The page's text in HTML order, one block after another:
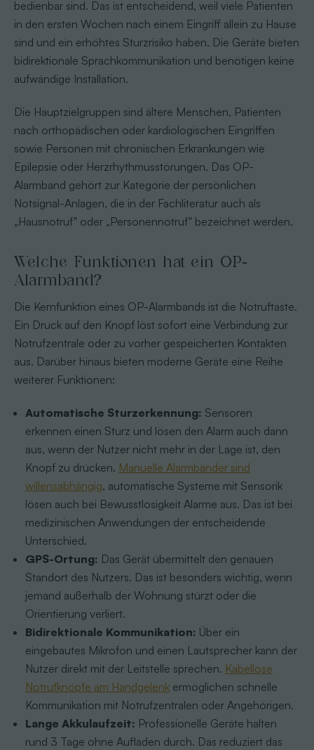
bedienbar sind. Das ist entscheidend, weil viele Patienten
in den ersten Wochen nach einem Eingriff allein zu Hause
sind und ein erhöhtes Sturzrisiko haben. Die Geräte bieten
bidirektionale Sprachkommunikation und benötigen keine
aufwändige Installation.
Die Hauptzielgruppen sind ältere Menschen, Patienten
nach orthopädischen oder kardiologischen Eingriffen
sowie Personen mit chronischen Erkrankungen wie
Epilepsie oder Herzrhythmusstörungen. Das OP-
Alarmband gehört zur Kategorie der persönlichen
Notsignal-Anlagen, die in der Fachliteratur auch als
„Hausnotruf" oder „Personennotruf" bezeichnet werden.
Welche Funktionen hat ein OP-
Alarmband?
Die Kernfunktion eines OP-Alarmbands ist die Notruftaste.
Ein Druck auf den Knopf löst sofort eine Verbindung zur
Notrufzentrale oder zu vorher gespeicherten Kontakten
aus. Darüber hinaus bieten moderne Geräte eine Reihe
weiterer Funktionen:
Automatische Sturzerkennung: Sensoren
erkennen einen Sturz und lösen den Alarm auch dann
aus, wenn der Nutzer nicht mehr in der Lage ist, den
Knopf zu drücken. Manuelle Alarmbänder sind
willensabhängig, automatische Systeme mit Sensorik
lösen auch bei Bewusstlosigkeit Alarme aus. Das ist bei
medizinischen Anwendungen der entscheidende
Unterschied.
GPS-Ortung: Das Gerät übermittelt den genauen
Standort des Nutzers. Das ist besonders wichtig, wenn
jemand außerhalb der Wohnung stürzt oder die
Orientierung verliert.
Bidirektionale Kommunikation: Über ein
eingebautes Mikrofon und einen Lautsprecher kann der
Nutzer direkt mit der Leitstelle sprechen. Kabellose
Notrufknöpfe am Handgelenk ermöglichen schnelle
Kommunikation mit Notrufzentralen oder Angehörigen.
Lange Akkulaufzeit: Professionelle Geräte halten
rund 3 Tage ohne Aufladen durch. Das reduziert das